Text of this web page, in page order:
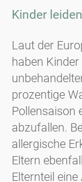
Kinder
Laut der
haben
prozentige
Pollensaison
abzufallen.
allergische
Eltern
Elternteil